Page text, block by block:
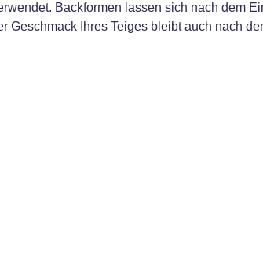
Backformen lassen sich nach dem
Ihres Teiges bleibt auch nach